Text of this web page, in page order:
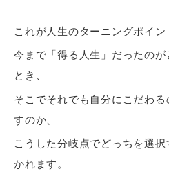
これが人生のターニングポイン
今まで「得る人生」だったの
とき、
そこでそれでも自分にこだわ
すのか、
こうした分岐点でどっちを選
かれます。